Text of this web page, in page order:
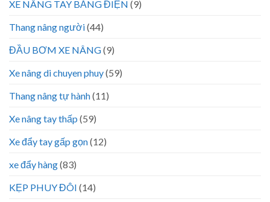
XE NÂNG TAY BẰNG ĐIỆN (9)
Thang nâng người(44)
ĐẦU BƠM XE NÂNG(9)
Xe nâng di chuyen phuy(59)
Thang nâng tự hành(11)
Xe nâng tay thấp (59)
Xe đẩy tay gấp gọn(12)
xe đẩy hàng(83)
KẸP PHUY ĐÔI (14)